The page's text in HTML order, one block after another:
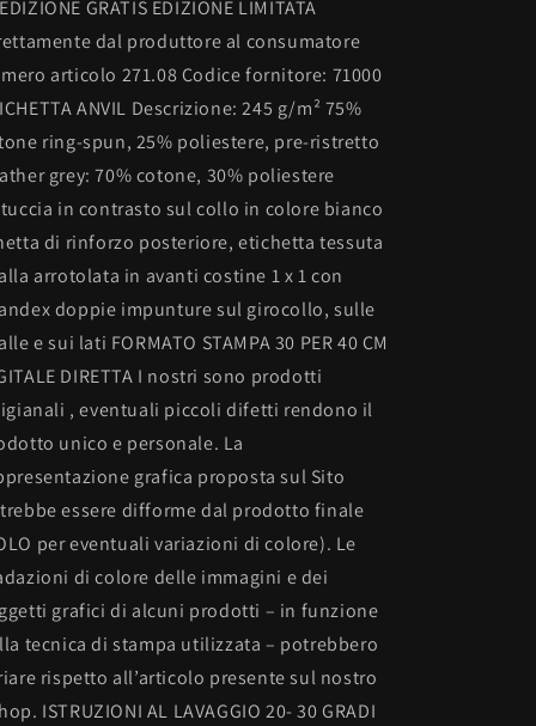
GRATIS EDIZIONE LIMITATA
dal produttore al consumatore
articolo 271.08 Codice fornitore: 71000
ANVIL Descrizione: 245 g/m² 75%
ring-spun, 25% poliestere, pre-ristretto
grey: 70% cotone, 30% poliestere
in contrasto sul collo in colore bianco
di rinforzo posteriore, etichetta tessuta
arrotolata in avanti costine 1 x 1 con
doppie impunture sul girocollo, sulle
e sui lati FORMATO STAMPA 30 PER 40 CM
DIRETTA I nostri sono prodotti
, eventuali piccoli difetti rendono il
unico e personale. La
grafica proposta sul Sito
essere difforme dal prodotto finale
per eventuali variazioni di colore). Le
di colore delle immagini e dei
grafici di alcuni prodotti – in funzione
tecnica di stampa utilizzata – potrebbero
rispetto all’articolo presente sul nostro
ISTRUZIONI AL LAVAGGIO 20- 30 GRADI